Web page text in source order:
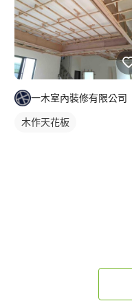
一木室內裝修有限公司
木作天花板